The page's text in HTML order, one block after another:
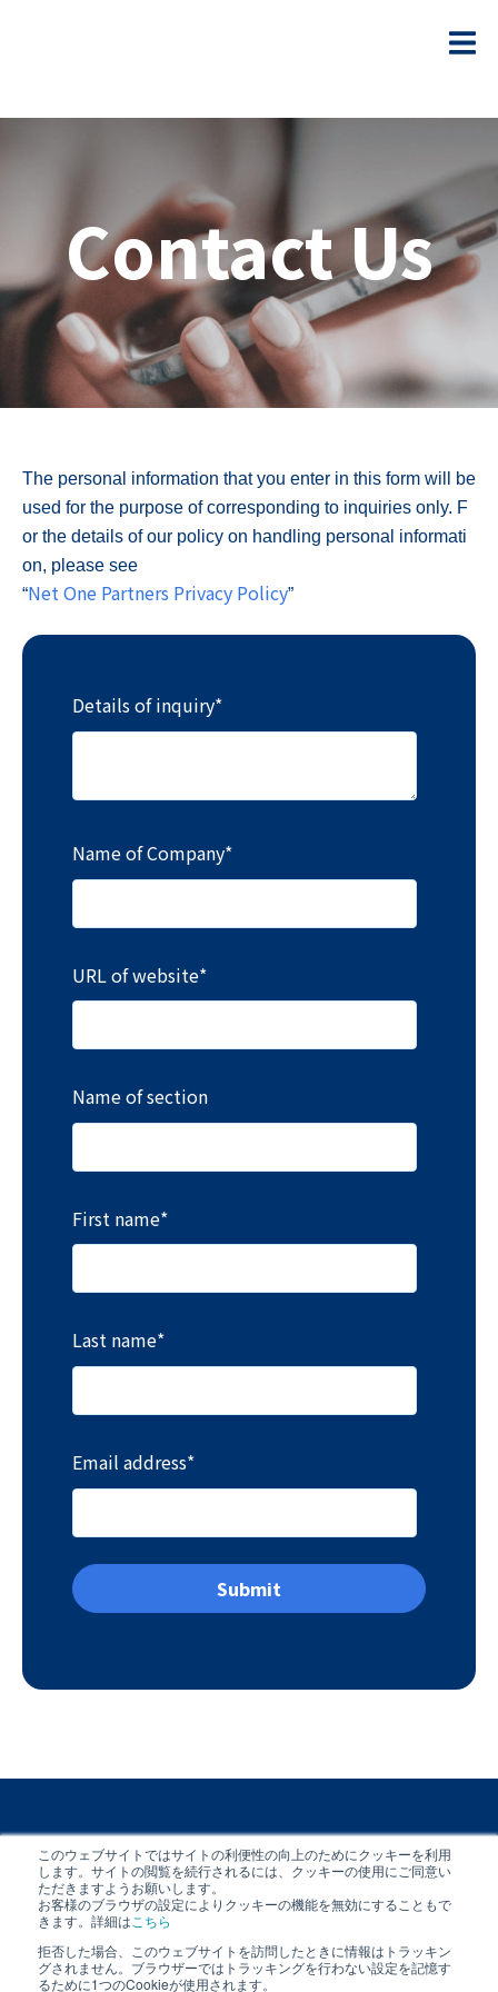
このウェブサイトではサイトの利便性の向上のためにクッキーを利用
します。サイトの閲覧を続行されるには、クッキーの使用にご同意い
ただきますようお願いします。
お客様のブラウザの設定によりクッキーの機能を無効にすることもで
きます。詳細は こちら
拒否した場合、このウェブサイトを訪問したときに情報はトラッキン
グされません。ブラウザーではトラッキングを行わない設定を記憶す
るために1つのCookieが使用されます。
Contact Us
The personal information that you enter in this form will be
used for the purpose of corresponding to inquiries only. F
or the details of our policy on handling personal informati
on, please see
“Net One Partners Privacy Policy”
Details of inquiry*
Name of Company*
URL of website*
Name of section
First name*
Last name*
Email address*